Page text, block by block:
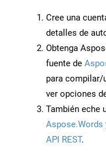
Cree una
detalles de
Obtenga
fuente de
para compilar/
ver opciones
También eche
Aspose.Words
API REST.